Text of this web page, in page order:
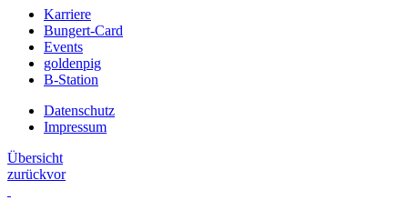
Karriere
Bungert-Card
Events
goldenpig
B-Station
Datenschutz
Impressum
Übersicht
zurückvor